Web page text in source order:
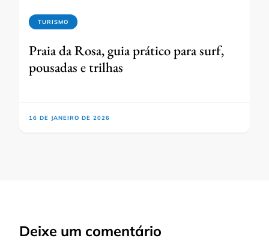
TURISMO
Praia da Rosa, guia prático para surf,
pousadas e trilhas
16 DE JANEIRO DE 2026
Deixe um comentário